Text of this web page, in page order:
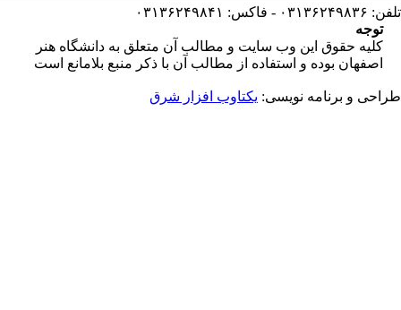
- فاکس: ۰۳۱۳۶۲۴۹۸۴۱
توجه
کلیه حقوق این وب سایت و مطالب آن متعلق به دانشگاه هنر
اصفهان بوده و استفاده از مطالب آن با ذکر منبع بلامانع است
و برنامه نویسی:یکتاوب افزار شرق